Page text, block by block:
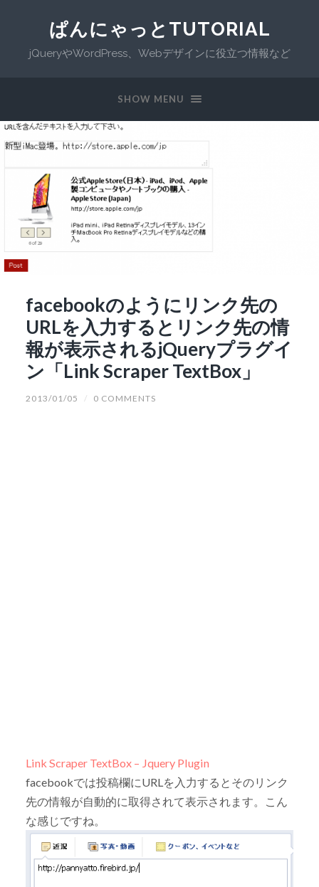
ぱんにゃっとTUTORIAL
jQueryやWordPress、Webデザインに役立つ情報など
SHOW MENU
facebookのようにリンク先の
URLを入力するとリンク先の情
報が表示されるjQueryプラグイ
ン「Link Scraper TextBox」
2013/01/05 / 0 COMMENTS
Link Scraper TextBox – Jquery Plugin
facebookでは投稿欄にURLを入力するとそのリンク
先の情報が自動的に取得されて表示されます。こん
な感じですね。